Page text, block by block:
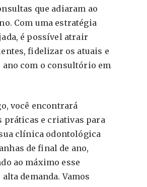
que adiaram ao
Com uma estratégia
é possível atrair
fidelizar os atuais e
com o consultório em
você encontrará
práticas e criativas para
clínica odontológica
de final de ano,
ao máximo esse
demanda. Vamos